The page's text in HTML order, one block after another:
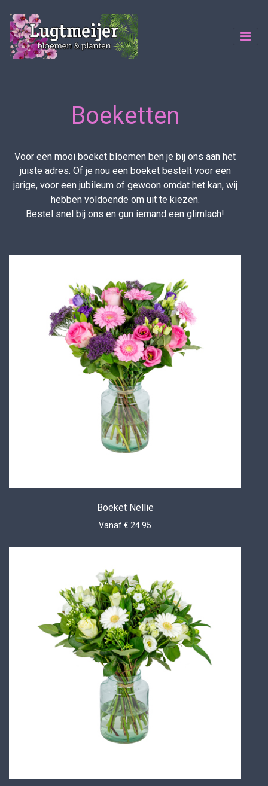
Boeketten
Voor een mooi boeket bloemen ben je bij ons aan het
juiste adres. Of je nou een boeket bestelt voor een
jarige, voor een jubileum of gewoon omdat het kan, wij
hebben voldoende om uit te kiezen.
Bestel snel bij ons en gun iemand een glimlach!
Boeket Nellie
Vanaf € 24.95